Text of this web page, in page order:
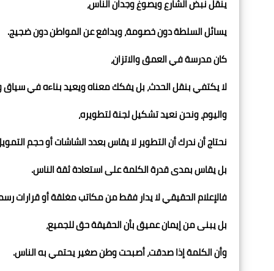
ينقل نبض الشارع ويصوغ وجدان الناس،
يسائل السلطة دون خصومة، ويدافع عن المواطن دون ضجيج.
كان مدرسة في العمق والاتزان،
لا يكتفي بنقل الحدث، بل يفكك معناه ويعيد بناءه في
واليوم، ونحن نعيد تشكيل لجنة لتطويره،
نحتاج أن ندرك أن التطوير لا يقاس بعدد الشاشات أو حجم
بل يقاس بمدى قدرة الكلمة على استعادة ثقة الناس.
فالإعلام الحقيقي لا يدار فقط من مكاتب مغلقة أو قرارات
بل يبنى من إيمان عميق بأن الحقيقة حق للجميع،
وأن الكلمة إذا صدقت، أصبحت وطن صغير يحتمي به الناس.